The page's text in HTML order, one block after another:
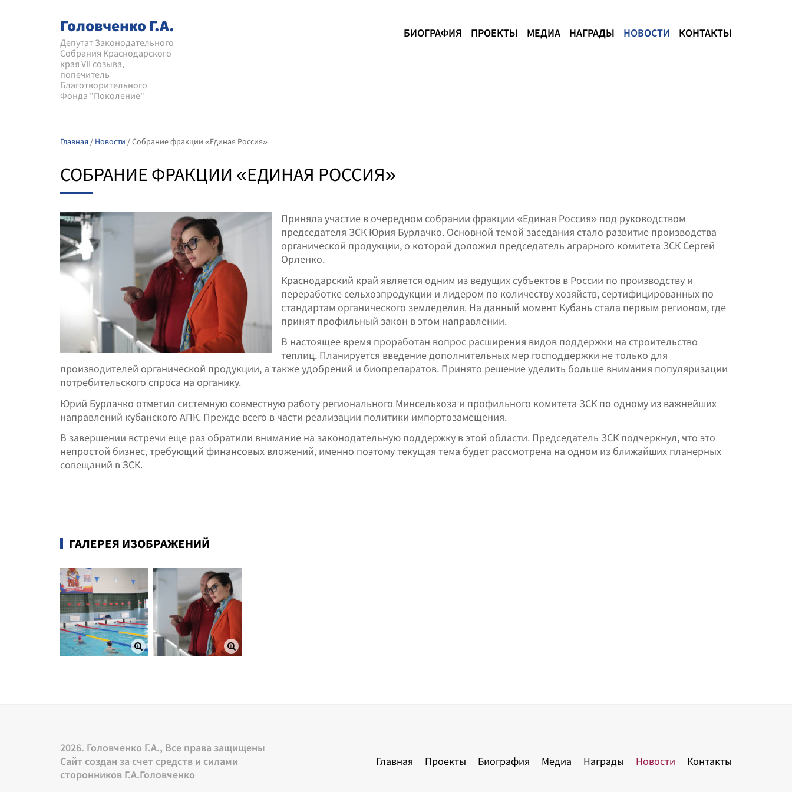
Головченко Г.А.
Депутат Законодательного
Собрания Краснодарского
края VII созыва,
попечитель
Благотворительного
Фонда "Поколение"
БИОГРАФИЯ ПРОЕКТЫ МЕДИА НАГРАДЫ НОВОСТИ КОНТАКТЫ
Главная / Новости /Собрание фракции «Единая Россия»
СОБРАНИЕ ФРАКЦИИ «ЕДИНАЯ РОССИЯ»
Приняла участие в очередном собрании фракции «Единая Россия» под руководством
председателя ЗСК Юрия Бурлачко. Основной темой заседания стало развитие производства
органической продукции, о которой доложил председатель аграрного комитета ЗСК Сергей
Орленко.
Краснодарский край является одним из ведущих субъектов в России по производству и
переработке сельхозпродукции и лидером по количеству хозяйств, сертифицированных по
стандартам органического земледелия. На данный момент Кубань стала первым регионом, где
принят профильный закон в этом направлении.
В настоящее время проработан вопрос расширения видов поддержки на строительство
теплиц. Планируется введение дополнительных мер господдержки не только для
производителей органической продукции, а также удобрений и биопрепаратов. Принято решение уделить больше внимания популяризации
потребительского спроса на органику.
Юрий Бурлачко отметил системную совместную работу регионального Минсельхоза и профильного комитета ЗСК по одному из важнейших
направлений кубанского АПК. Прежде всего в части реализации политики импортозамещения.
В завершении встречи еще раз обратили внимание на законодательную поддержку в этой области. Председатель ЗСК подчеркнул, что это
непростой бизнес, требующий финансовых вложений, именно поэтому текущая тема будет рассмотрена на одном из ближайших планерных
совещаний в ЗСК.
ГАЛЕРЕЯ ИЗОБРАЖЕНИЙ
2026. Головченко Г.А., Все права защищены
Сайт создан за счет средств и силами
сторонников Г.А.Головченко
Главная Проекты Биография Медиа Награды Новости Контакты